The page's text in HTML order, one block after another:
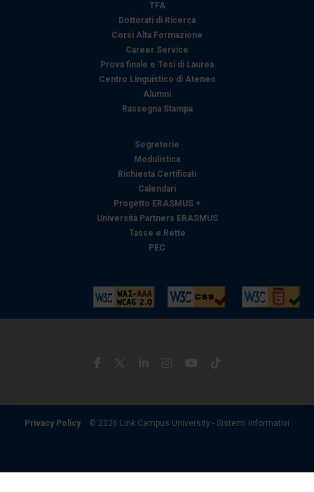
TFA
Dottorati di Ricerca
Corsi Alta Formazione
Career Service
Prova finale e Tesi di Laurea
Centro Linguistico di Ateneo
Alumni
Rassegna Stampa
Segreterie
Modulistica
Richiesta Certificati
Calendari
Progetto ERASMUS +
Università Partners ERASMUS
Tasse e Rette
PEC
Privacy Policy © 2026 Link Campus University - Sistemi Informativi